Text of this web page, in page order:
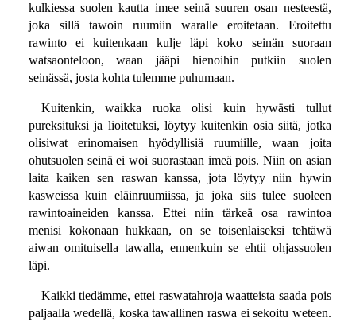
kulkiessa suolen kautta imee seinä suuren osan nesteestä,
joka sillä tawoin ruumiin waralle eroitetaan. Eroitettu
rawinto ei kuitenkaan kulje läpi koko seinän suoraan
watsaonteloon, waan jääpi hienoihin putkiin suolen
seinässä, josta kohta tulemme puhumaan.
Kuitenkin, waikka ruoka olisi kuin hywästi tullut
pureksituksi ja lioitetuksi, löytyy kuitenkin osia siitä, jotka
olisiwat erinomaisen hyödyllisiä ruumiille, waan joita
ohutsuolen seinä ei woi suorastaan imeä pois. Niin on asian
laita kaiken sen raswan kanssa, jota löytyy niin hywin
kasweissa kuin eläinruumiissa, ja joka siis tulee suoleen
rawintoaineiden kanssa. Ettei niin tärkeä osa rawintoa
menisi kokonaan hukkaan, on se toisenlaiseksi tehtäwä
aiwan omituisella tawalla, ennenkuin se ehtii ohjassuolen
läpi.
Kaikki tiedämme, ettei raswatahroja waatteista saada pois
paljaalla wedellä, koska tawallinen raswa ei sekoitu weteen.